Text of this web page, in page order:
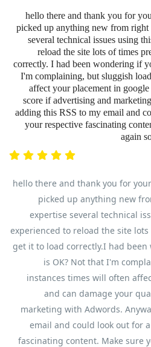
hello there and thank you for
picked up anything new from
several technical issues using
reload the site lots of times
correctly. I had been wondering if
I'm complaining, but sluggish
affect your placement in
score if advertising and
adding this RSS to my email and
your respective fascinating
again
hello there and thank you for
picked up anything new
expertise several technical
experienced to reload the site
get it to load correctly.I had
is OK? Not that I'm
instances times will often
and can damage your
marketing with Adwords.
email and could look out for
fascinating content. Make sure